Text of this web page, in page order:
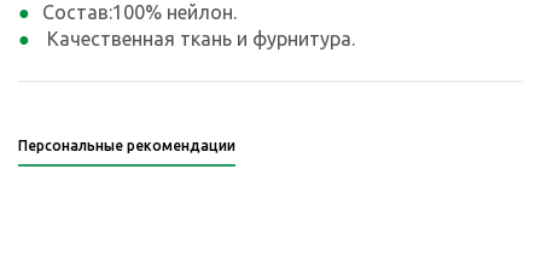
Состав:100% нейлон.
Качественная ткань и фурнитура.
Персональные рекомендации